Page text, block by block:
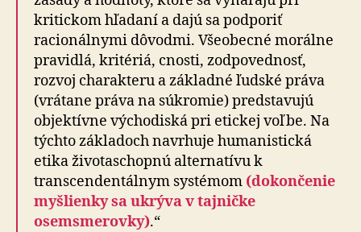
kritickom hľadaní a dajú sa podporiť
racionálnymi dôvodmi. Všeobecné morálne
pravidlá, kritériá, cnosti, zodpovednosť,
rozvoj charakteru a základné ľudské práva
(vrátane práva na súkromie) predstavujú
objektívne východiská pri etickej voľbe. Na
týchto základoch navrhuje humanistická
etika životaschopnú alternatívu k
transcendentálnym systémom (dokončenie
myšlienky sa ukrýva v tajničke
osemsmerovky).“